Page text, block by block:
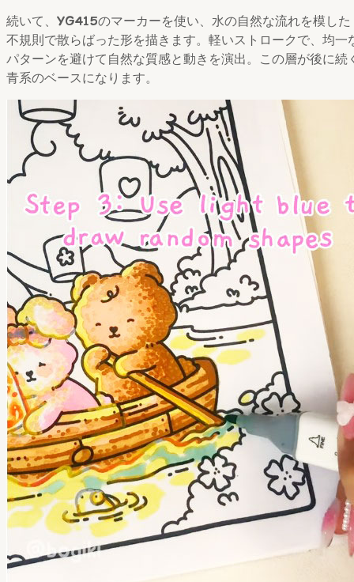
続いて、 YG415のマーカーを使い、水の自然な流れを模した
不規則で散らばった形を描きます。軽いストロークで、均一
パターンを避けて自然な質感と動きを演出。この層が後に続
青系のベースになります。